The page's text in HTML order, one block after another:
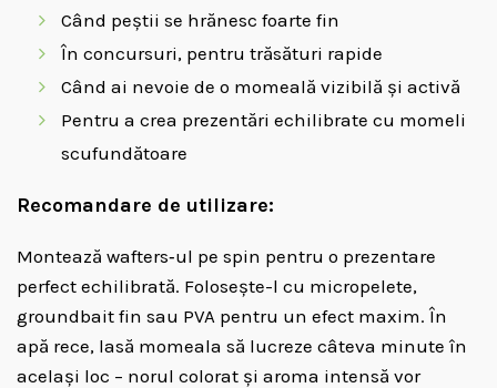
Când peștii se hrănesc foarte fin
În concursuri, pentru trăsături rapide
Când ai nevoie de o momeală vizibilă și activă
Pentru a crea prezentări echilibrate cu momeli
scufundătoare
Recomandare de utilizare:
Montează wafters‑ul pe spin pentru o prezentare
perfect echilibrată. Folosește-l cu micropelete,
groundbait fin sau PVA pentru un efect maxim. În
apă rece, lasă momeala să lucreze câteva minute în
același loc – norul colorat și aroma intensă vor